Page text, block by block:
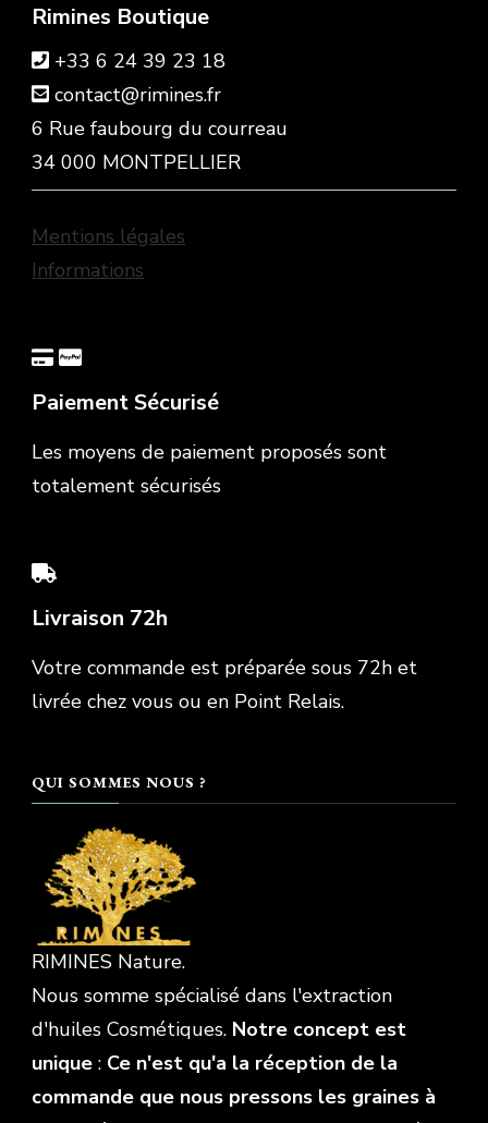
Rimines Boutique
+33 6 24 39 23 18
contact@rimines.fr
6 Rue faubourg du courreau
34 000 MONTPELLIER
Mentions légales
Informations
Paiement Sécurisé
Les moyens de paiement proposés sont
totalement sécurisés
Livraison 72h
Votre commande est préparée sous 72h et
livrée chez vous ou en Point Relais.
QUI SOMMES NOUS ?
RIMINES Nature.
Nous somme spécialisé dans l'extraction
d'huiles Cosmétiques. Notre concept est
unique : Ce n'est qu'a la réception de la
commande que nous pressons les graines à